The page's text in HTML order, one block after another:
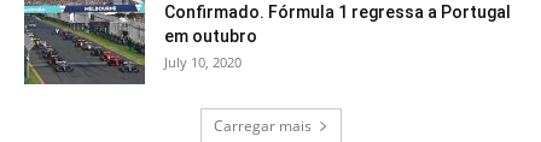
Confirmado. Fórmula 1 regressa a Portugal
em outubro
July 10, 2020
Carregar mais